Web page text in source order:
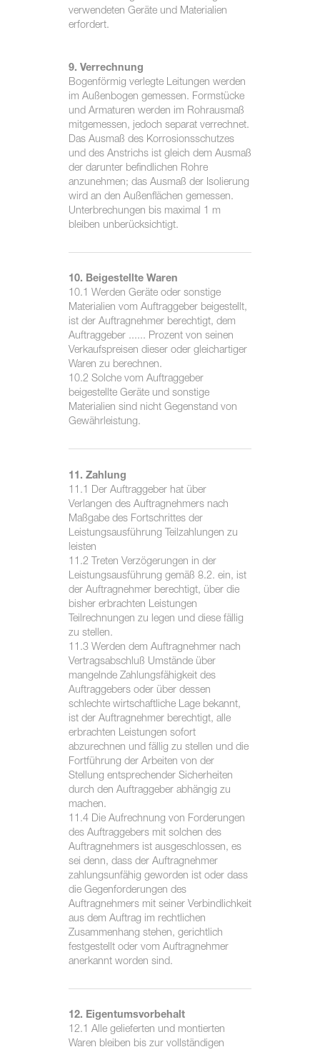
verwendeten Geräte und Materialien
erfordert.
9. Verrechnung
Bogenförmig verlegte Leitungen werden
im Außenbogen gemessen. Formstücke
und Armaturen werden im Rohrausmaß
mitgemessen, jedoch separat verrechnet.
Das Ausmaß des Korrosionsschutzes
und des Anstrichs ist gleich dem Ausmaß
der darunter befindlichen Rohre
anzunehmen; das Ausmaß der Isolierung
wird an den Außenflächen gemessen.
Unterbrechungen bis maximal 1 m
bleiben unberücksichtigt.
10. Beigestellte Waren
10.1 Werden Geräte oder sonstige
Materialien vom Auftraggeber beigestellt,
ist der Auftragnehmer berechtigt, dem
Auftraggeber ...... Prozent von seinen
Verkaufspreisen dieser oder gleichartiger
Waren zu berechnen.
10.2 Solche vom Auftraggeber
beigestellte Geräte und sonstige
Materialien sind nicht Gegenstand von
Gewährleistung.
11. Zahlung
11.1 Der Auftraggeber hat über
Verlangen des Auftragnehmers nach
Maßgabe des Fortschrittes der
Leistungsausführung Teilzahlungen zu
leisten
11.2 Treten Verzögerungen in der
Leistungsausführung gemäß 8.2. ein, ist
der Auftragnehmer berechtigt, über die
bisher erbrachten Leistungen
Teilrechnungen zu legen und diese fällig
zu stellen.
11.3 Werden dem Auftragnehmer nach
Vertragsabschluß Umstände über
mangelnde Zahlungsfähigkeit des
Auftraggebers oder über dessen
schlechte wirtschaftliche Lage bekannt,
ist der Auftragnehmer berechtigt, alle
erbrachten Leistungen sofort
abzurechnen und fällig zu stellen und die
Fortführung der Arbeiten von der
Stellung entsprechender Sicherheiten
durch den Auftraggeber abhängig zu
machen.
11.4 Die Aufrechnung von Forderungen
des Auftraggebers mit solchen des
Auftragnehmers ist ausgeschlossen, es
sei denn, dass der Auftragnehmer
zahlungsunfähig geworden ist oder dass
die Gegenforderungen des
Auftragnehmers mit seiner Verbindlichkeit
aus dem Auftrag im rechtlichen
Zusammenhang stehen, gerichtlich
festgestellt oder vom Auftragnehmer
anerkannt worden sind.
12. Eigentumsvorbehalt
12.1 Alle gelieferten und montierten
Waren bleiben bis zur vollständigen